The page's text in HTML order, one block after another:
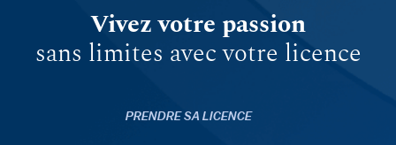
Vivez votre passion
sans limites avec votre licence
PRENDRE SA LICENCE